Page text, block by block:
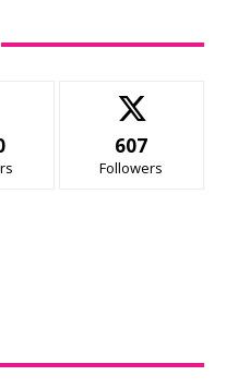
607
Followers